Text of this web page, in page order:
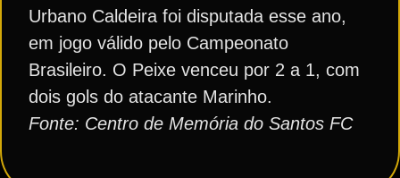
Urbano Caldeira foi disputada esse ano,
em jogo válido pelo Campeonato
Brasileiro. O Peixe venceu por 2 a 1, com
dois gols do atacante Marinho.
Fonte: Centro de Memória do Santos FC